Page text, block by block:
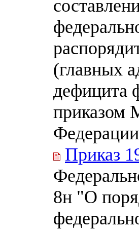
(главных
дефицита
приказом
Приказ
8н "О